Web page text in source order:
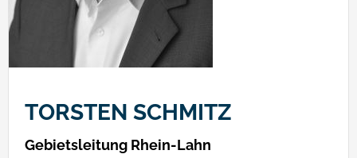
TORSTEN SCHMITZ
Gebietsleitung Rhein-Lahn